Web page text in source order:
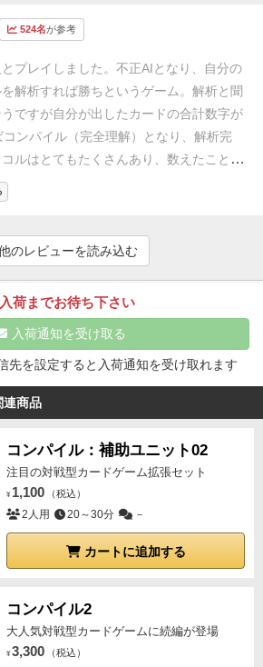
ンクの高いカードほど特殊能力は弱くな
は自分にとって不利になる効果もありま
には、上段・中段・下段に特殊能力が記
す。カードは、それぞれのカードのラン
ように、列ごとにずらして重ねて配置しま
き、上段の特殊能力は常に公開されたまま
を発揮し続けます。 中段・下段の特殊能
な効果を持たないものもあります。
だけでなく、それまで覆っていたカードが
テキストが公開された時にも発動する点で
、隠されていたテキストを公開させ、効果
発動させることができます。
の効果を公開させて手札を1枚捨てさせ
させながら、他の列にカードを移動させ
プロトコルごとに大きく異なるわけでは
、わずかな違いが戦略に大きな影響を与
特殊能力に関する処理がやや独特で、プレ
は、ルールブックよりも分厚いFAQを参照
ある点が、このゲームのとっつきにくさに
ます。
しかし、ルールを理解してしまえ
す。今はただ、様々な戦略を試してみた
持ちでいっぱいです。
や世界観のマッチ
納得度→★★★★ 10/10
するため、シンプルな効果の割に選択肢が
（￥2,750）★ネガティブ－アートワー
ぎてて認知しにくい
deathとdarkness
か全部同じに見えない？
－プロトコルの個
ちょいプロトコルごとに特徴をはっき
い －ゲーム内の用語が本来の意味と異な
る
ちなのか？「プロトコルをデプロイ」な
わない…
524名が参考
プレイしました。不正AIとなり、自分の
解析すれば勝ちというゲーム。解析と聞
うですが自分が出したカードの合計数字が
コンパイル（完全理解）となり、解析完
ルはとてもたくさんあり、数えたことは
その組み合わせも盛り沢山。相手を邪魔
管理やデッキ管理が得意な物、捨て札を
ん。ただ、初めて遊ぶ人にルール説明を行
。何度か遊んで面白さが分かってくるゲー
強くプレイできる人でやるのがベストか
。
のレビューを読み込む
荷までお待ち下さい
入荷通知を受け取る
先を設定すると入荷通知を受け取れます
連商品
コンパイル：補助ユニット02
注目の対戦型カードゲーム拡張セット
¥ 1,100 （税込）
2人用 20～30分 －
カートに追加する
コンパイル2
大人気対戦型カードゲームに続編が登場
¥ 3,300 （税込）